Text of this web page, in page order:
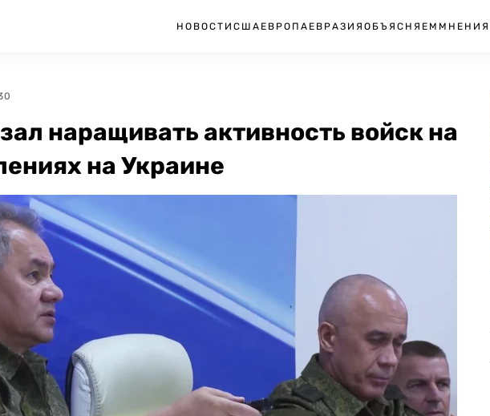
НОВОСТИ США ЕВРОПА ЕВРАЗИЯ ОБЪЯСНЯЕМ МНЕНИЯ
наращивать активность войск на
на Украине